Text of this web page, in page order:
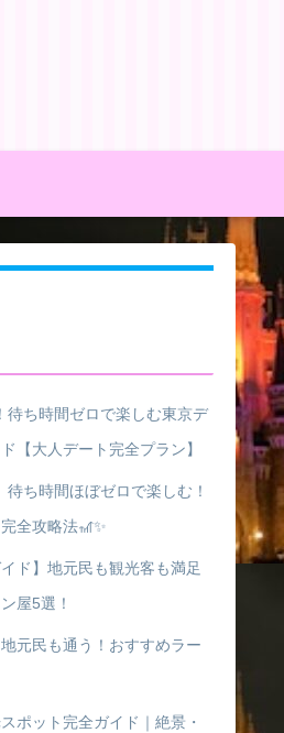
待ち時間ゼロで楽しむ東京デ
【大人デート完全プラン】
待ち時間ほぼゼロで楽しむ！
全攻略法🎢✨
ド】地元民も観光客も満足
屋5選！
元民も通う！おすすめラー
ポット完全ガイド｜絶景・